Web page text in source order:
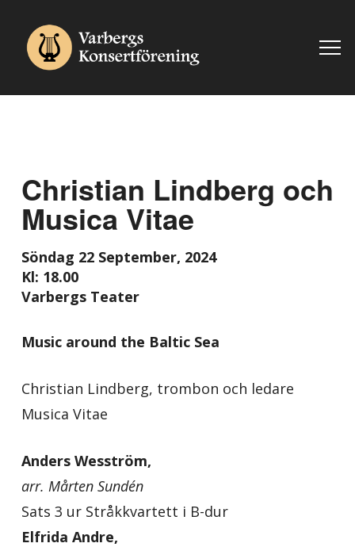
Christian Lindberg och
Musica Vitae
Söndag 22 September, 2024
Kl: 18.00
Varbergs Teater
Music around the Baltic Sea
Christian Lindberg, trombon och ledare
Musica Vitae
Anders Wesström,
arr. Mårten Sundén
Sats 3 ur Stråkkvartett i B-dur
Elfrida Andre,